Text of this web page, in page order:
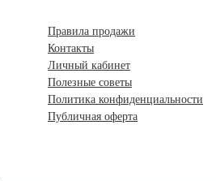
Правила продажи
Контакты
Личный кабинет
Полезные советы
Политика конфиденциальности
Публичная оферта